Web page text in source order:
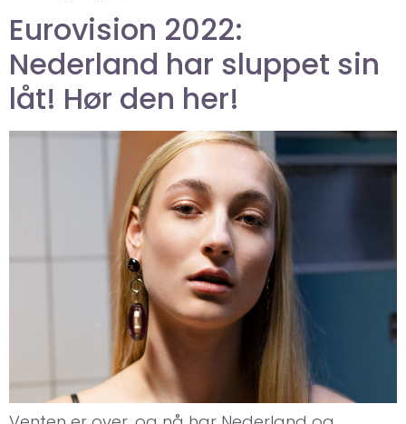
Eurovision 2022:
Nederland har sluppet sin
låt! Hør den her!